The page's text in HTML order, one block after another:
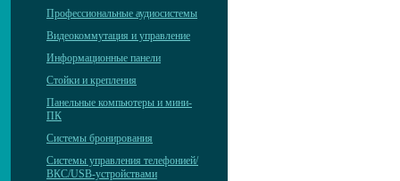
Профессиональные аудиосистемы
Видеокоммутация и управление
Информационные панели
Стойки и крепления
Панельные компьютеры и мини-
ПК
Системы бронирования
Системы управления телефонией/
ВКС/USB-устройствами